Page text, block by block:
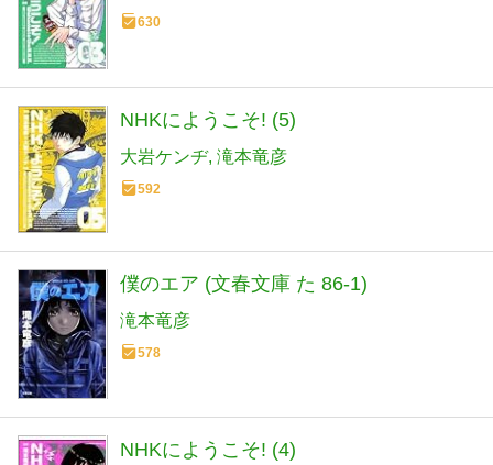
630
NHKにようこそ! (5)
大岩ケンヂ 滝本竜彦
592
僕のエア (文春文庫 た 86-1)
滝本竜彦
578
NHKにようこそ! (4)